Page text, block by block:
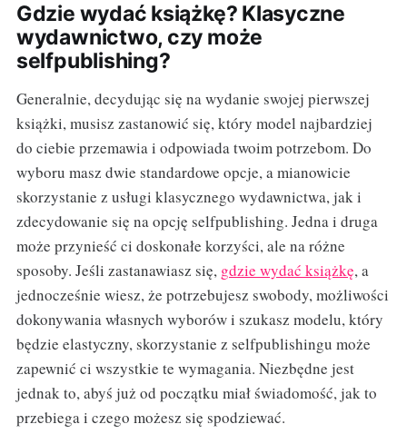
Gdzie wydać książkę? Klasyczne
wydawnictwo, czy może
selfpublishing?
Generalnie, decydując się na wydanie swojej pierwszej
książki, musisz zastanowić się, który model najbardziej
do ciebie przemawia i odpowiada twoim potrzebom. Do
wyboru masz dwie standardowe opcje, a mianowicie
skorzystanie z usługi klasycznego wydawnictwa, jak i
zdecydowanie się na opcję selfpublishing. Jedna i druga
może przynieść ci doskonałe korzyści, ale na różne
sposoby. Jeśli zastanawiasz się, gdzie wydać książkę, a
jednocześnie wiesz, że potrzebujesz swobody, możliwości
dokonywania własnych wyborów i szukasz modelu, który
będzie elastyczny, skorzystanie z selfpublishingu może
zapewnić ci wszystkie te wymagania. Niezbędne jest
jednak to, abyś już od początku miał świadomość, jak to
przebiega i czego możesz się spodziewać.